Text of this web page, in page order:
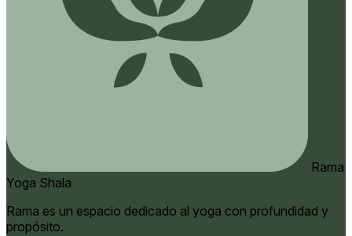
Rama
Yoga Shala
Rama es un espacio dedicado al yoga con profundidad y
propósito.